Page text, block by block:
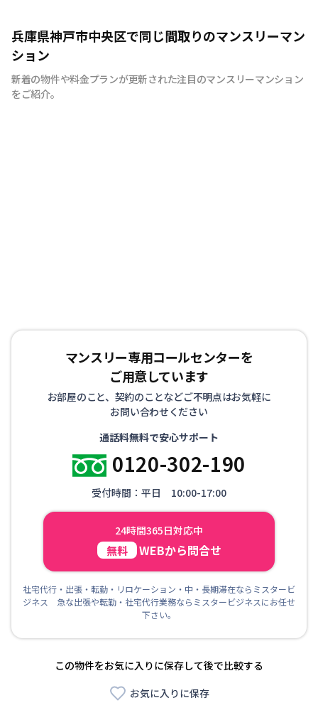
【神戸のマンスリーマンション、ウィークリーマンション
に特化】 マンスリーマンション、ウィークリーマンショ
ンといえば株式会社stoked lifeにお任せください！ 7日間
以上の中長期滞在であれば、ご利用が頂けます。当社で
は、家具・家電等の設備！！お客様の用途に応じて快適な
兵庫県神戸市中央区で同じ間取りのマンスリーマン
ション
新着の物件や料金プランが更新された注目のマンスリーマンション
をご紹介。
マンスリー専用コールセンターを
ご用意しています
お部屋のこと、契約のことなどご不明点はお気軽に
お問い合わせください
通話料無料で安心サポート
0120-302-190
受付時間：平日 10:00-17:00
24時間365日対応中
無料 WEBから問合せ
社宅代行・出張・転勤・リロケーション・中・長期滞在ならミスタービ
ジネス 急な出張や転勤・社宅代行業務ならミスタービジネスにお任せ
下さい。
この物件をお気に入りに保存して後で比較する
お気に入りに保存